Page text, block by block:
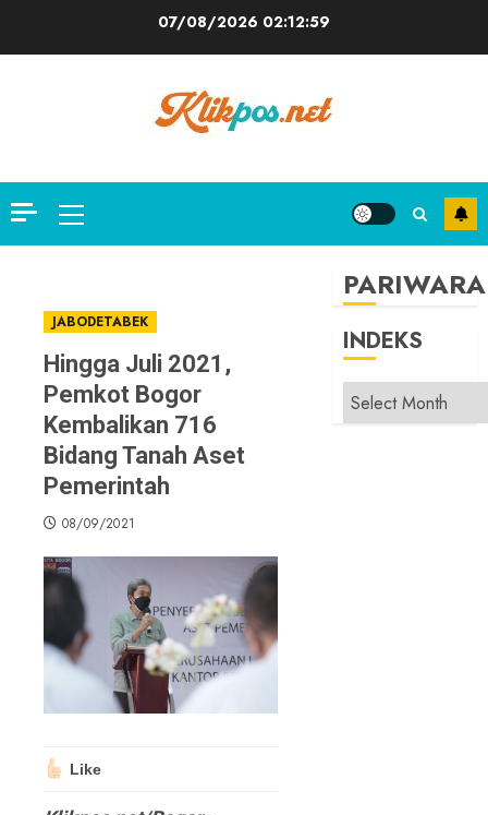
07/08/2026 02:12:59
Primary
Menu
JABODETABEK
Hingga Juli 2021,
Pemkot Bogor
Kembalikan 716
Bidang Tanah Aset
Pemerintah
08/09/2021
Like
PARIWARA
INDEKS
INDEKS